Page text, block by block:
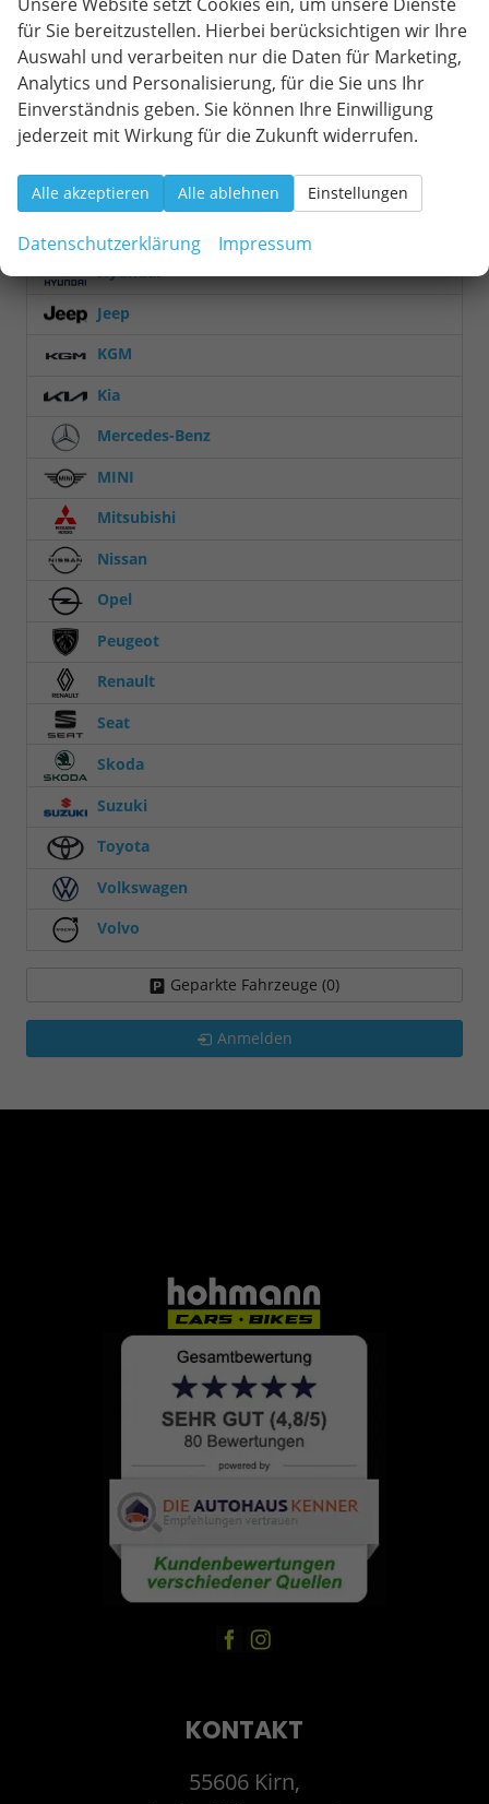
Focus Turnier2
Grand Tourneo9
Kuga 11
Puma8
Tourneo Courier8
Transit1
Hyundai
Jeep
KGM
Kia
Mercedes-Benz
MINI
Mitsubishi
Nissan
Opel
Peugeot
Renault
Seat
Skoda
Suzuki
Toyota
Volkswagen
Volvo
Geparkte Fahrzeuge (0)
Anmelden
KONTAKT
55606 Kirn,
für Sie bereitzustellen. Hierbei berücksichtigen wir Ihre
Auswahl und verarbeiten nur die Daten für Marketing,
Analytics und Personalisierung, für die Sie uns Ihr
Einverständnis geben. Sie können Ihre Einwilligung
jederzeit mit Wirkung für die Zukunft widerrufen.
Alle akzeptieren Alle ablehnen Einstellungen
Datenschutzerklärung Impressum